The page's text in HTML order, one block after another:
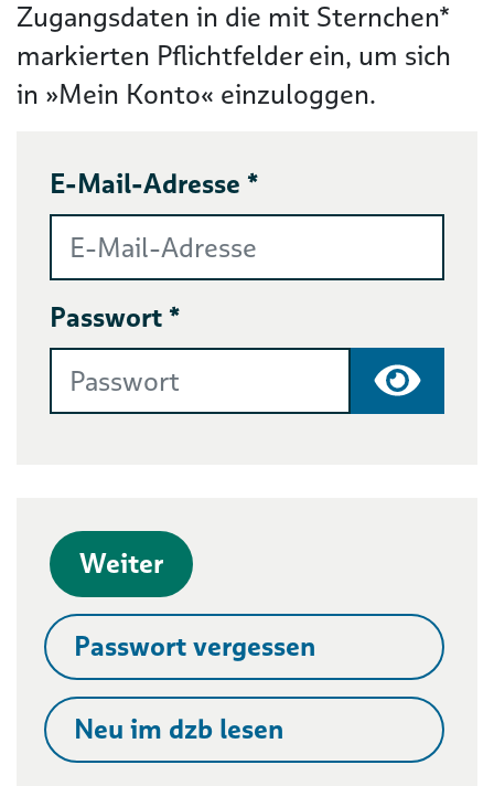
Zugangsdaten in die mit Sternchen*
markierten Pflichtfelder ein, um sich
in »Mein Konto« einzuloggen.
E-Mail-Adresse *
Passwort *
Weiter
Passwort vergessen
Neu im dzb lesen